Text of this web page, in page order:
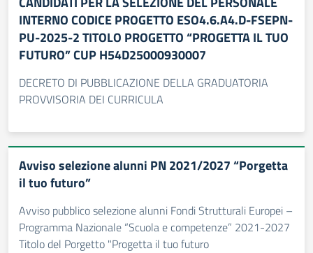
INTERNO CODICE PROGETTO ESO4.6.A4.D-FSEPN-
PU-2025-2 TITOLO PROGETTO “PROGETTA IL TUO
FUTURO” CUP H54D25000930007
DECRETO DI PUBBLICAZIONE DELLA GRADUATORIA
PROVVISORIA DEI CURRICULA
Avviso selezione alunni PN 2021/2027 “Porgetta
il tuo futuro”
Avviso pubblico selezione alunni Fondi Strutturali Europei –
Programma Nazionale “Scuola e competenze” 2021-2027
Titolo del Porgetto "Progetta il tuo futuro